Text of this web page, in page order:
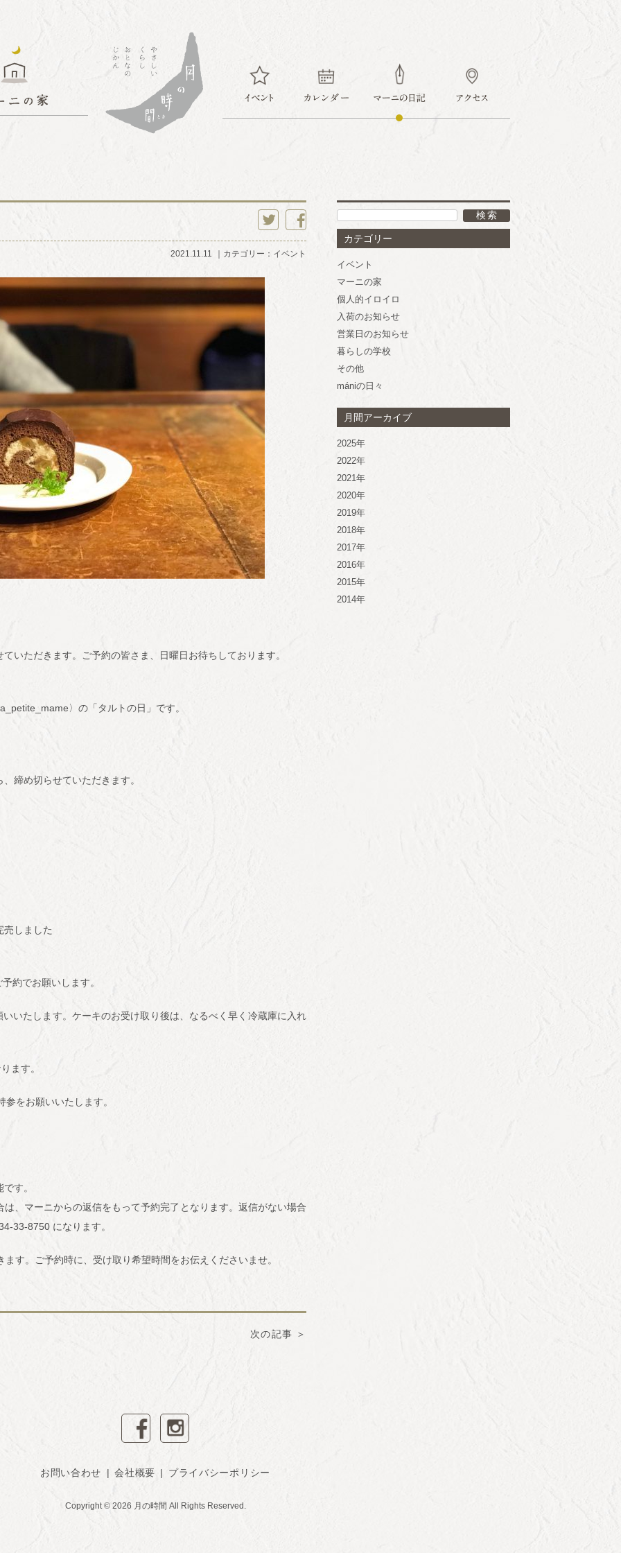
2021.11.11 カテゴリー： イベント
いただきます。ご予約の皆さま、日曜日お待ちしております。
〉の「タルトの日」です。
締め切らせていただきます。
しました
約でお願いします。
いたします。ケーキのお受け取り後は、なるべく早く冷蔵庫に入れ
ます。
をお願いいたします。
す。
、マーニからの返信をもって予約完了となります。返信がない場合
33-8750 になります。
す。ご予約時に、受け取り希望時間をお伝えくださいませ。
次の記事
カテゴリー
イベント
マーニの家
個人的イロイロ
入荷のお知らせ
営業日のお知らせ
暮らしの学校
その他
mániの日々
月間アーカイブ
2025年
2022年
2021年
2020年
2019年
2018年
2017年
2016年
2015年
2014年
お問い合わせ 会社概要 プライバシーポリシー
Copyright © 2026 月の時間 All Rights Reserved.